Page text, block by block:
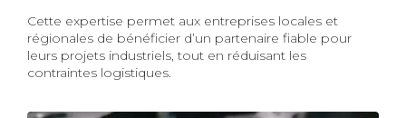
Cette expertise permet aux entreprises locales et
régionales de bénéficier d’un partenaire fiable pour
leurs projets industriels, tout en réduisant les
contraintes logistiques.